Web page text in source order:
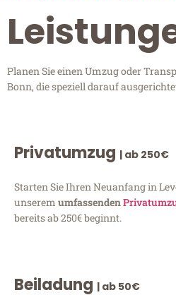
Planen Sie einen Umzug oder
Bonn, die speziell darauf
Privatumzug | ab 250€
Starten Sie Ihren Neuanfang in
unserem umfassenden
bereits ab 250€ beginnt.
Beiladung | ab 50€